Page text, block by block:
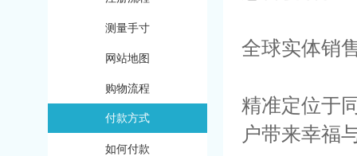
测量手寸
网站地图
购物流程
付款方式
如何付款
全球实体销
精准定位于
户带来幸福